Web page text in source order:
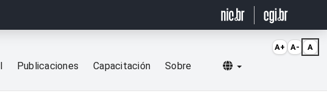
Publicaciones Capacitación Sobre Selecionar idioma
A+ A- A